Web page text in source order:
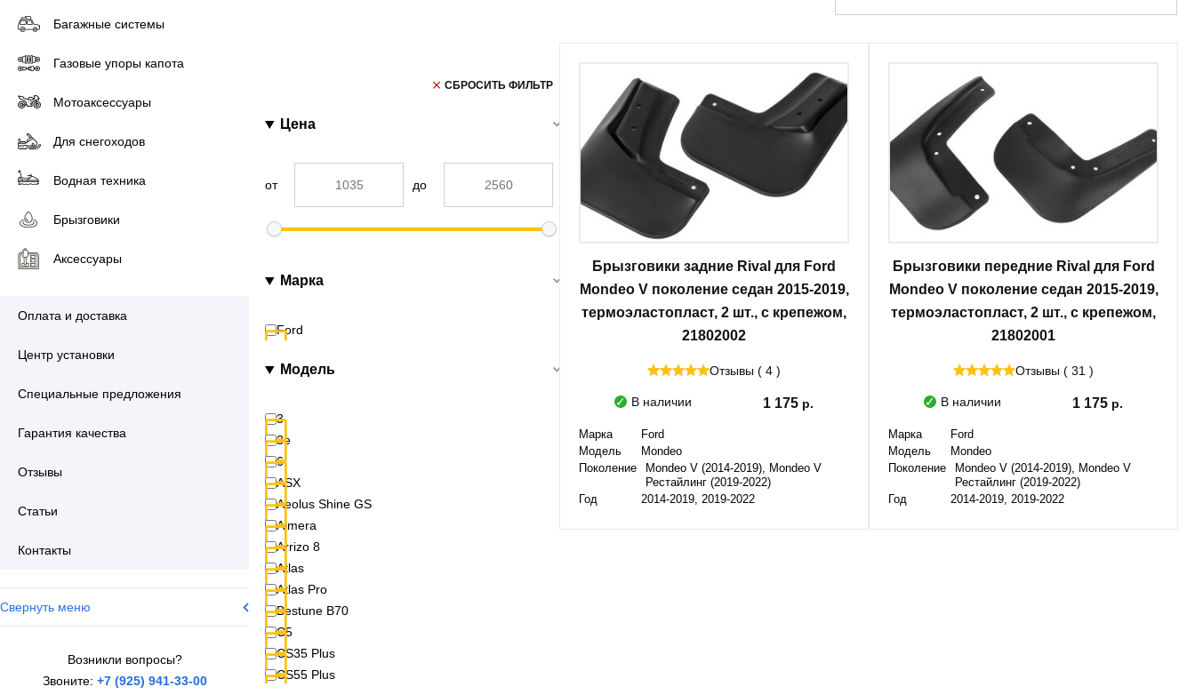
Багажные системы
Газовые упоры капота
Мотоаксессуары
Для снегоходов
Водная техника
Брызговики
Аксессуары
Оплата и доставка
Центр установки
Специальные предложения
Гарантия качества
Отзывы
Статьи
Контакты
Свернуть меню
Возникли вопросы?
Звоните: +7 (925) 941-33-00
СБРОСИТЬ ФИЛЬТР
Цена
от до
Марка
Ford
Модель
3
3е
6
ASX
Aeolus Shine GS
Almera
Arrizo 8
Atlas
Atlas Pro
Bestune B70
C5
CS35 Plus
CS55 Plus
Брызговики задние Rival для Ford
Mondeo V поколение седан 2015-2019,
термоэластопласт, 2 шт., с крепежом,
21802002
Отзывы ( 4 )
В наличии 1 175
Марка
Ford
Модель
Mondeo
Поколение
Mondeo V (2014-2019), Mondeo V
Рестайлинг (2019-2022)
Год
2014-2019, 2019-2022
Брызговики передние Rival для Ford
Mondeo V поколение седан 2015-2019,
термоэластопласт, 2 шт., с крепежом,
21802001
Отзывы ( 31 )
В наличии 1 175
Марка
Ford
Модель
Mondeo
Поколение
Mondeo V (2014-2019), Mondeo V
Рестайлинг (2019-2022)
Год
2014-2019, 2019-2022